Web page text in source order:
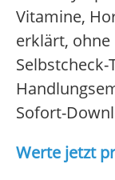
Vitamine,
erklärt,
Sofort-
Werte jetzt